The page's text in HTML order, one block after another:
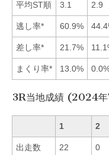
平均ST順 3.1 2.9
逃し率* 60.9%
差し率* 21.7%
まくり率* 13.0%
3R当地成績 (2024
1 2
出走数 22 0